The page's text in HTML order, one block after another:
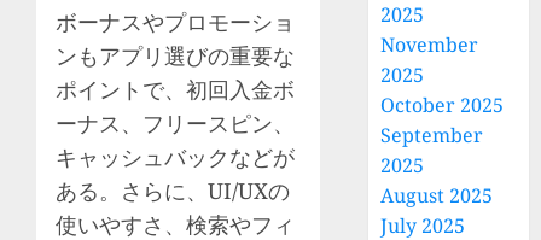
ボーナスやプロモーショ
ンもアプリ選びの重要な
ポイントで、初回入金ボ
ーナス、フリースピン、
キャッシュバックなどが
ある。さらに、UI/UXの
使いやすさ、検索やフィ
2025
November
2025
October 2025
September
2025
August 2025
July 2025